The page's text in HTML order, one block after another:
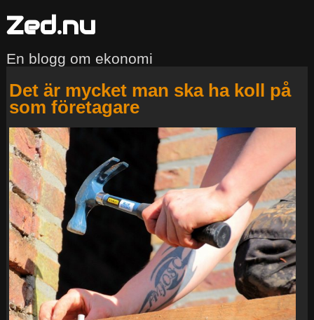
Zed.nu
En blogg om ekonomi
Det är mycket man ska ha koll på
som företagare